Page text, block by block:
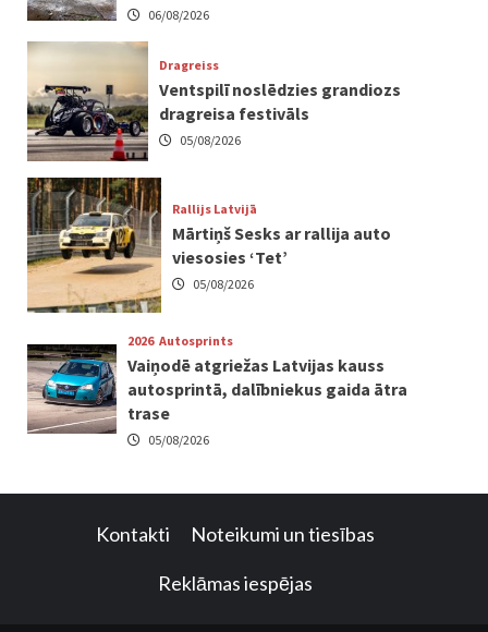
06/08/2026
Dragreiss
Ventspilī noslēdzies grandiozs
dragreisa festivāls
05/08/2026
Rallijs Latvijā
Mārtiņš Sesks ar rallija auto
viesosies ‘Tet’
05/08/2026
2026 Autosprints
Vaiņodē atgriežas Latvijas kauss
autosprintā, dalībniekus gaida ātra
trase
05/08/2026
Kontakti Noteikumi un tiesības
Reklāmas iespējas